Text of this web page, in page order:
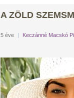
A ZÖLD
5 éve | Keczánné Macskó